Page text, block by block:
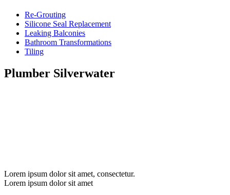
Re-Grouting
Silicone Seal Replacement
Leaking Balconies
Bathroom Transformations
Tiling
Plumber Silverwater
Lorem ipsum dolor sit amet, consectetur.
Lorem ipsum dolor sit amet